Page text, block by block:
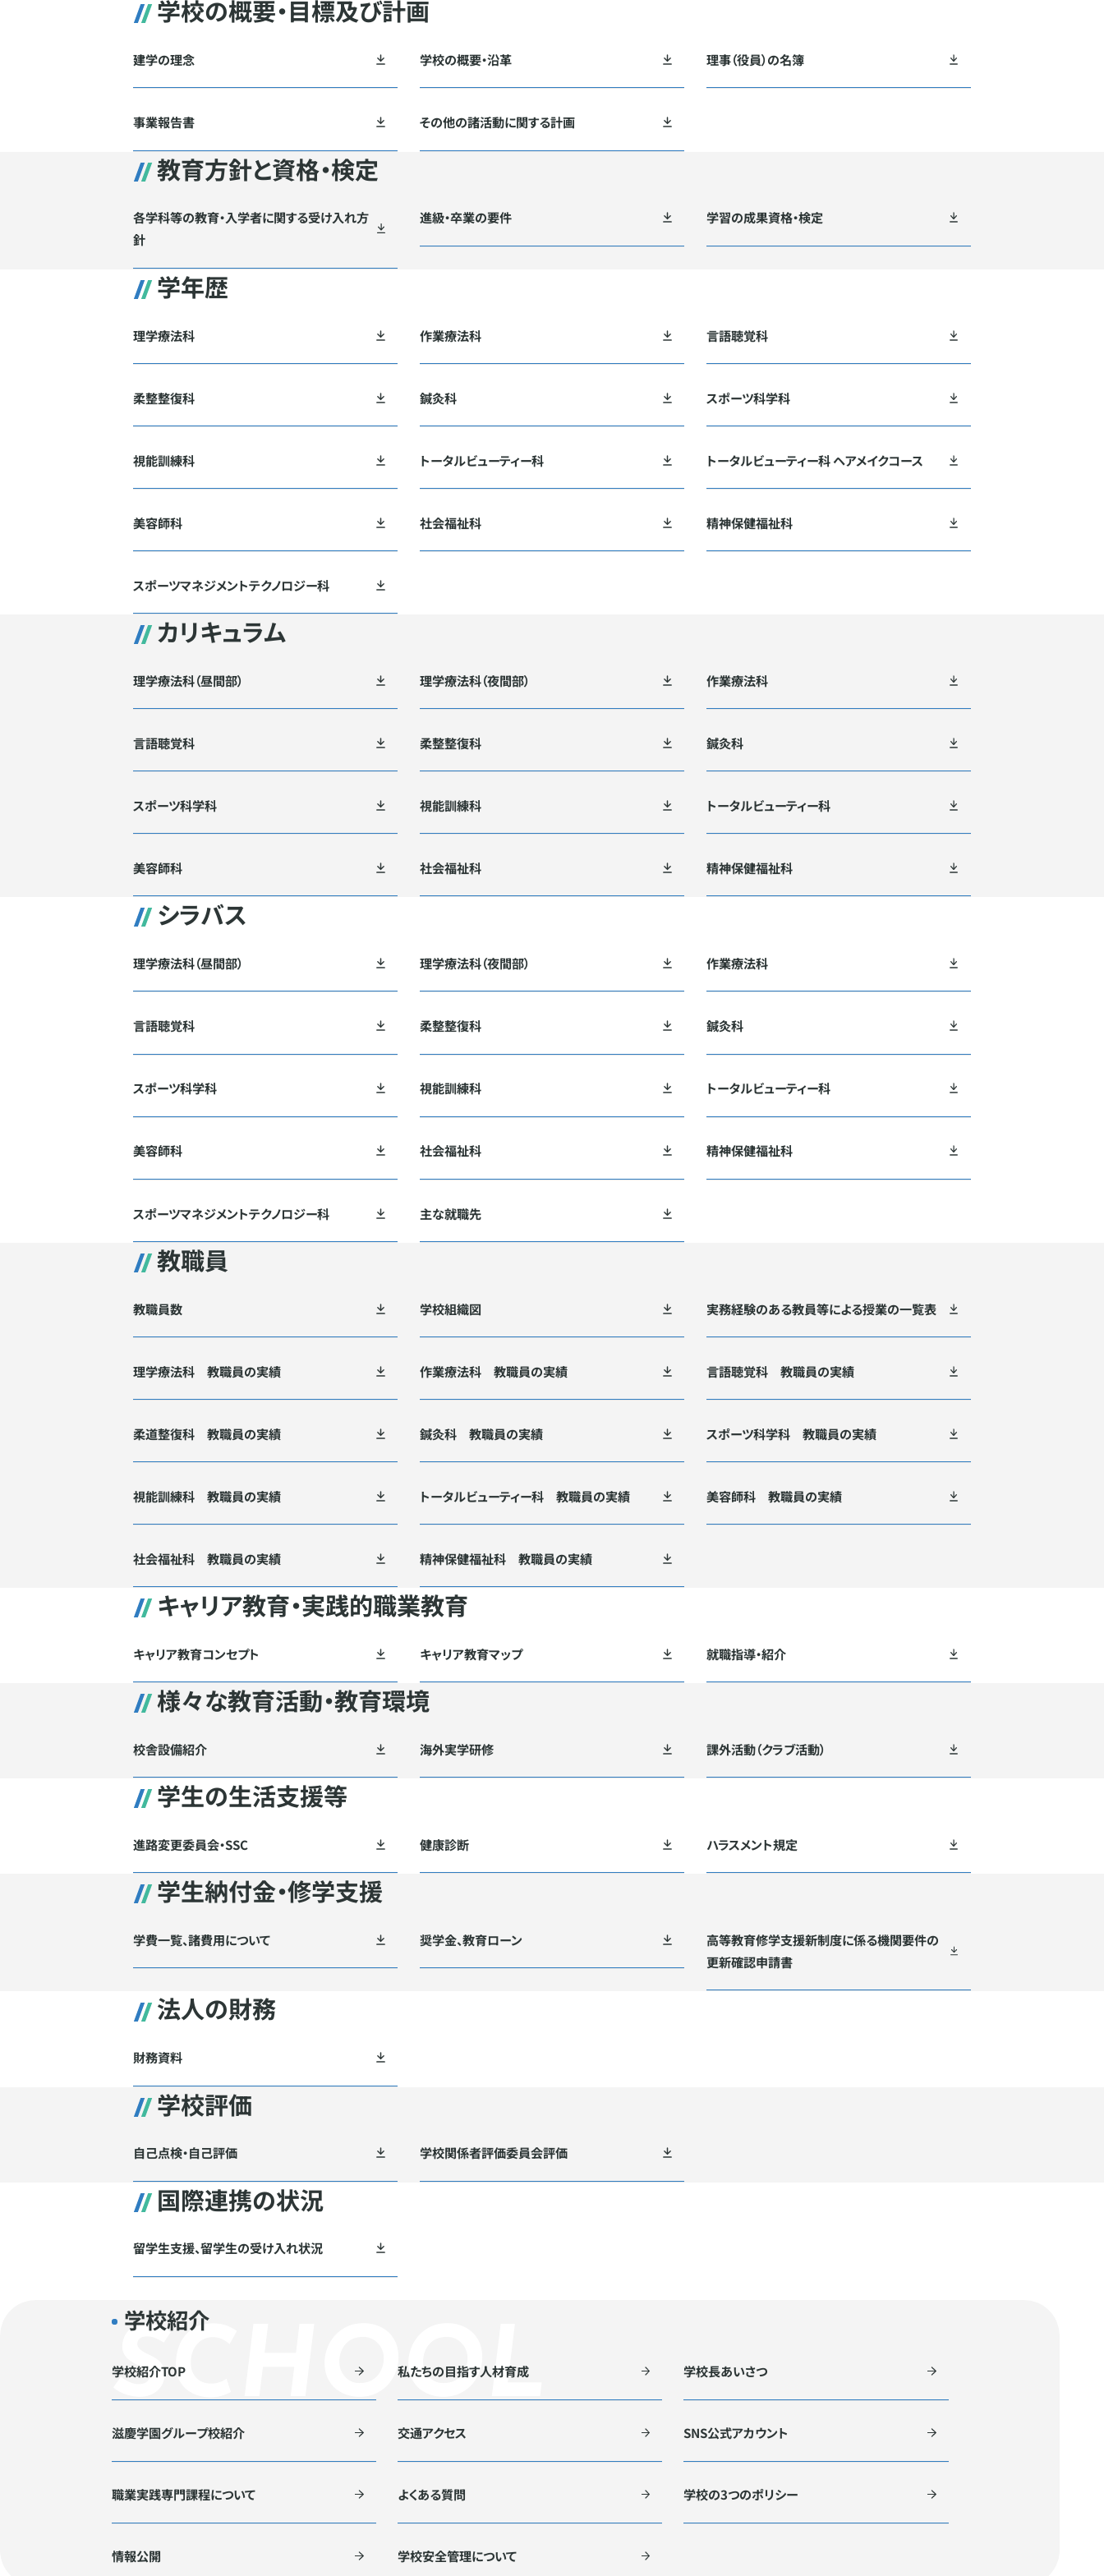
学校の概要・目標及び計画
建学の理念 学校の概要・沿革 理事（役員）の名簿
事業報告書 その他の諸活動に関する計画
教育方針と資格・検定
各学科等の教育・入学者に関する受け入れ方
針
進級・卒業の要件 学習の成果資格・検定
学年歴
理学療法科 作業療法科 言語聴覚科
柔整整復科 鍼灸科 スポーツ科学科
視能訓練科 トータルビューティー科 トータルビューティー科 ヘアメイクコース
美容師科 社会福祉科 精神保健福祉科
スポーツマネジメントテクノロジー科
カリキュラム
理学療法科（昼間部） 理学療法科（夜間部） 作業療法科
言語聴覚科 柔整整復科 鍼灸科
スポーツ科学科 視能訓練科 トータルビューティー科
美容師科 社会福祉科 精神保健福祉科
シラバス
理学療法科（昼間部） 理学療法科（夜間部） 作業療法科
言語聴覚科 柔整整復科 鍼灸科
スポーツ科学科 視能訓練科 トータルビューティー科
美容師科 社会福祉科 精神保健福祉科
スポーツマネジメントテクノロジー科 主な就職先
教職員
教職員数 学校組織図 実務経験のある教員等による授業の一覧表
理学療法科 教職員の実績 作業療法科 教職員の実績 言語聴覚科 教職員の実績
柔道整復科 教職員の実績 鍼灸科 教職員の実績 スポーツ科学科 教職員の実績
視能訓練科 教職員の実績 トータルビューティー科 教職員の実績 美容師科 教職員の実績
社会福祉科 教職員の実績 精神保健福祉科 教職員の実績
キャリア教育・実践的職業教育
キャリア教育コンセプト キャリア教育マップ 就職指導・紹介
様々な教育活動・教育環境
校舎設備紹介 海外実学研修 課外活動（クラブ活動）
学生の生活支援等
進路変更委員会・SSC 健康診断 ハラスメント規定
学生納付金・修学支援
学費一覧、諸費用について 奨学金、教育ローン
高等教育修学支援新制度に係る機関要件の
更新確認申請書
法人の財務
財務資料
学校評価
自己点検・自己評価 学校関係者評価委員会評価
国際連携の状況
留学生支援、留学生の受け入れ状況
学校紹介
学校紹介TOP 私たちの目指す人材育成 学校長あいさつ
滋慶学園グループ校紹介 交通アクセス SNS公式アカウント
職業実践専門課程について よくある質問 学校の3つのポリシー
情報公開 学校安全管理について